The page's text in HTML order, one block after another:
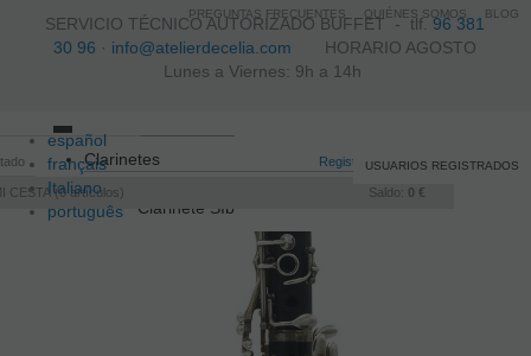
SERVICIO TÉCNICO AUTORIZADO BUFFET -tlf.96 381
30 96 · info@atelierdecelia.com HORARIO AGOSTO
Lunes a Viernes: 9h a 14h
español
français
Italiano
português
Registro /Iniciar sesión
CESTA 0artículos Saldo: 0 €
USUARIOS REGISTRADOS
Toggle
navigation
Clarinetes
Clarinete SIb
PREGUNTAS FRECUENTES QUIÉNES SOMOS BLOG